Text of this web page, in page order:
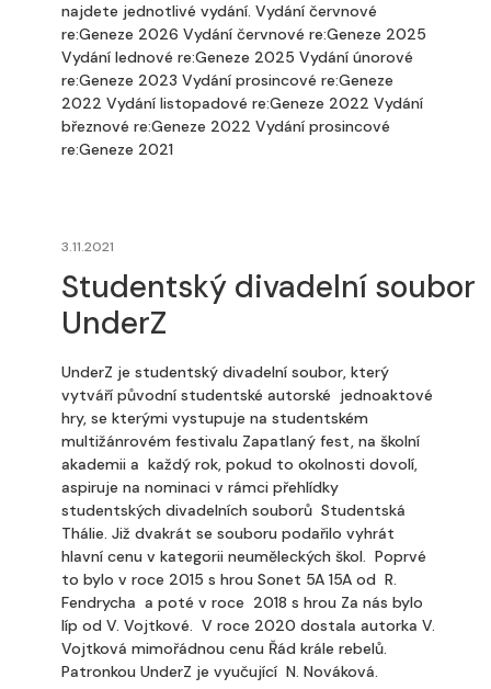
najdete jednotlivé vydání. Vydání červnové
re:Geneze 2026 Vydání červnové re:Geneze 2025
Vydání lednové re:Geneze 2025 Vydání únorové
re:Geneze 2023 Vydání prosincové re:Geneze
2022 Vydání listopadové re:Geneze 2022 Vydání
březnové re:Geneze 2022 Vydání prosincové
re:Geneze 2021
3.11.2021
Studentský divadelní soubor
UnderZ
UnderZ je studentský divadelní soubor, který
vytváří původní studentské autorské jednoaktové
hry, se kterými vystupuje na studentském
multižánrovém festivalu Zapatlaný fest, na školní
akademii a každý rok, pokud to okolnosti dovolí,
aspiruje na nominaci v rámci přehlídky
studentských divadelních souborů Studentská
Thálie. Již dvakrát se souboru podařilo vyhrát
hlavní cenu v kategorii neuměleckých škol. Poprvé
to bylo v roce 2015 s hrou Sonet 5A 15A od R.
Fendrycha a poté v roce 2018 s hrou Za nás bylo
líp od V. Vojtkové. V roce 2020 dostala autorka V.
Vojtková mimořádnou cenu Řád krále rebelů.
Patronkou UnderZ je vyučující N. Nováková.